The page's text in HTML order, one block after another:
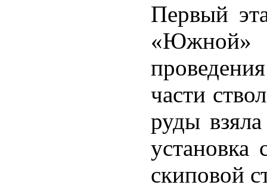
Первый
части
руды
установка
скиповой